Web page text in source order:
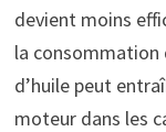
devient moins
la consommation
d’huile peut
moteur dans les